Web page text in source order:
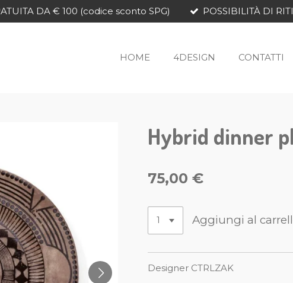
DA € 100 (codice sconto SPG) POSSIBILITÀ DI
HOME 4DESIGN CONTATTI
Hybrid dinner
75,00 €
Aggiungi al
Designer CTRLZAK